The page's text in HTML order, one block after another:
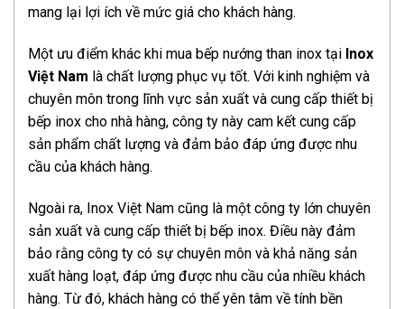
mang lại lợi ích về mức giá cho khách hàng.
Một ưu điểm khác khi mua bếp nướng than inox tại Inox
Việt Nam là chất lượng phục vụ tốt. Với kinh nghiệm và
chuyên môn trong lĩnh vực sản xuất và cung cấp thiết bị
bếp inox cho nhà hàng, công ty này cam kết cung cấp
sản phẩm chất lượng và đảm bảo đáp ứng được nhu
cầu của khách hàng.
Ngoài ra, Inox Việt Nam cũng là một công ty lớn chuyên
sản xuất và cung cấp thiết bị bếp inox. Điều này đảm
bảo rằng công ty có sự chuyên môn và khả năng sản
xuất hàng loạt, đáp ứng được nhu cầu của nhiều khách
hàng. Từ đó, khách hàng có thể yên tâm về tính bền